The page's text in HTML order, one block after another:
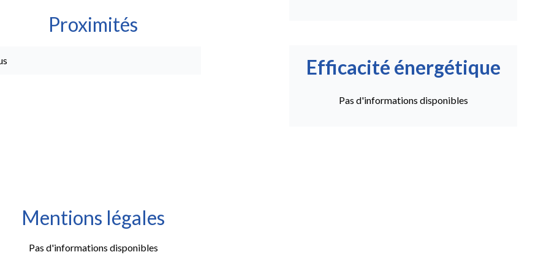
Proximités
Mentions légales
Pas d'informations disponibles
Efficacité énergétique
Pas d'informations disponibles